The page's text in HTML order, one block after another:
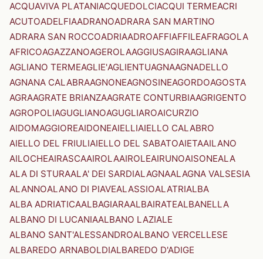
ACQUAVIVA PLATANIACQUEDOLCIACQUI TERMEACRI
ACUTOADELFIAADRANOADRARA SAN MARTINO
ADRARA SAN ROCCOADRIAADROAFFIAFFILEAFRAGOLA
AFRICOAGAZZANOAGEROLAAGGIUSAGIRAAGLIANA
AGLIANO TERMEAGLIE'AGLIENTUAGNAAGNADELLO
AGNANA CALABRAAGNONEAGNOSINEAGORDOAGOSTA
AGRAAGRATE BRIANZAAGRATE CONTURBIAAGRIGENTO
AGROPOLIAGUGLIANOAGUGLIAROAICURZIO
AIDOMAGGIOREAIDONEAIELLIAIELLO CALABRO
AIELLO DEL FRIULIAIELLO DEL SABATOAIETAAILANO
AILOCHEAIRASCAAIROLAAIROLEAIRUNOAISONEALA
ALA DI STURAALA' DEI SARDIALAGNAALAGNA VALSESIA
ALANNOALANO DI PIAVEALASSIOALATRIALBA
ALBA ADRIATICAALBAGIARAALBAIRATEALBANELLA
ALBANO DI LUCANIAALBANO LAZIALE
ALBANO SANT'ALESSANDROALBANO VERCELLESE
ALBAREDO ARNABOLDIALBAREDO D'ADIGE